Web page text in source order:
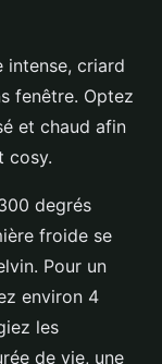
intense, criard
fenêtre. Optez
et chaud afin
cosy.
degrés
froide se
Pour un
environ 4
les
de vie, une